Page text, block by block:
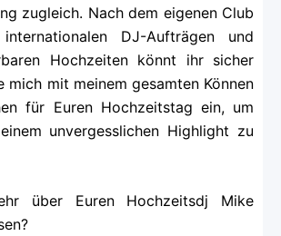
zugleich. Nach dem eigenen Club
DJ-Aufträgen und
Hochzeiten könnt ihr sicher
mich mit meinem gesamten Können
für Euren Hochzeitstag ein, um
unvergesslichen Highlight zu
über Euren Hochzeitsdj Mike